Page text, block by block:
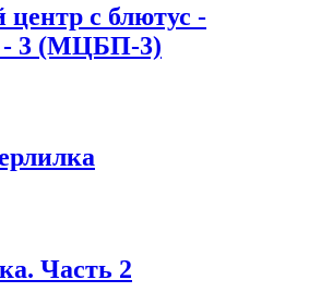
с блютус -
- 3 (МЦБП-3)
Часть 2